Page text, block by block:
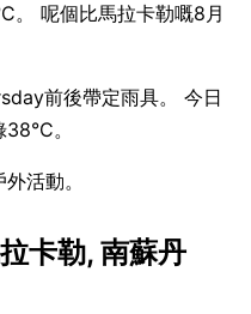
。 呢個比馬拉卡勒嘅8月
前後帶定雨具。 今日
。
活動。
卡勒, 南蘇丹